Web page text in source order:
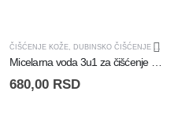
ESSENTIALS,HIGIJENA LICA ,STARENJE I
ČIŠĆENJE KOŽE, DUBINSKO ČIŠĆENJE KOŽE
680,00 RSD